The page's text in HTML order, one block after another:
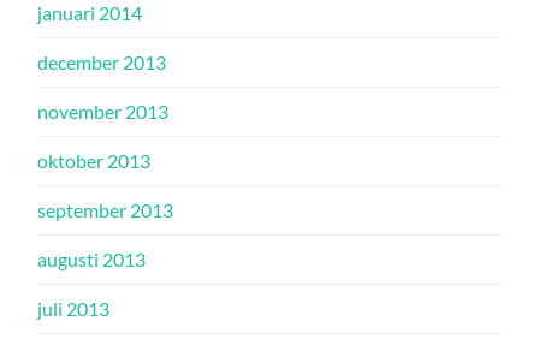
januari 2014
december 2013
november 2013
oktober 2013
september 2013
augusti 2013
juli 2013